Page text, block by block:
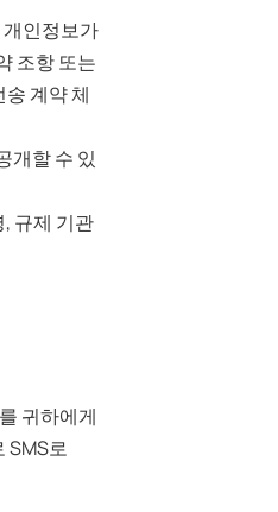
인정보가
조항 또는
계약 체
개할 수 있
규제 기관
귀하에게
SMS로